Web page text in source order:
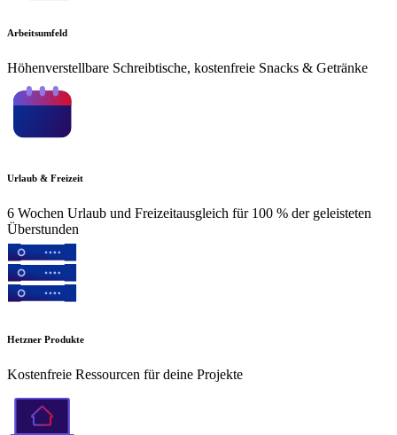
Arbeitsumfeld
Höhenverstellbare Schreibtische, kostenfreie Snacks & Getränke
Urlaub & Freizeit
6 Wochen Urlaub und Freizeitausgleich für 100 % der geleisteten
Überstunden
Hetzner Produkte
Kostenfreie Ressourcen für deine Projekte